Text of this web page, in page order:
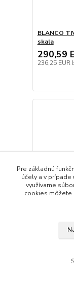
BLANCO
skala
290,59
236,25 EUR
BLANCO
Pre základnú
účely a v
využívame
cookies môžete